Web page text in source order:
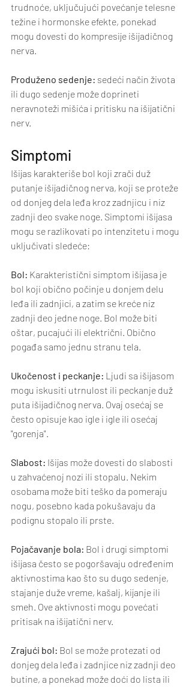
trudnoće, uključujući povećanje telesne
težine i hormonske efekte, ponekad
mogu dovesti do kompresije išijadičnog
nerva.
Produženo sedenje: sedeći način života
ili dugo sedenje može doprineti
neravnoteži mišića i pritisku na išijatični
nerv.
Simptomi
Išijas karakteriše bol koji zrači duž
putanje išijadičnog nerva, koji se proteže
od donjeg dela leđa kroz zadnjicu i niz
zadnji deo svake noge. Simptomi išijasa
mogu se razlikovati po intenzitetu i mogu
uključivati sledeće:
Bol: Karakteristični simptom išijasa je
bol koji obično počinje u donjem delu
leđa ili zadnjici, a zatim se kreće niz
zadnji deo jedne noge. Bol može biti
oštar, pucajući ili električni. Obično
pogađa samo jednu stranu tela.
Ukočenost i peckanje: Ljudi sa išijasom
mogu iskusiti utrnulost ili peckanje duž
puta išijadičnog nerva. Ovaj osećaj se
često opisuje kao igle i igle ili osećaj
"gorenja".
Slabost: Išijas može dovesti do slabosti
u zahvaćenoj nozi ili stopalu. Nekim
osobama može biti teško da pomeraju
nogu, posebno kada pokušavaju da
podignu stopalo ili prste.
Pojačavanje bola: Bol i drugi simptomi
išijasa često se pogoršavaju određenim
aktivnostima kao što su dugo sedenje,
stajanje duže vreme, kašalj, kijanje ili
smeh. Ove aktivnosti mogu povećati
pritisak na išijatični nerv.
Zrajući bol: Bol se može protezati od
donjeg dela leđa i zadnjice niz zadnji deo
butine, a ponekad može doći do lista ili